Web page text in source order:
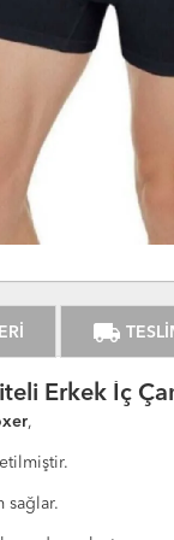
local_shipping
Erkek İç
,
sağlar.